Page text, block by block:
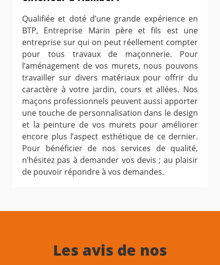
Qualifiée et doté d’une grande expérience en
BTP, Entreprise Marin père et fils est une
entreprise sur qui on peut réellement compter
pour tous travaux de maçonnerie. Pour
l’aménagement de vos murets, nous pouvons
travailler sur divers matériaux pour offrir du
caractère à votre jardin, cours et allées. Nos
maçons professionnels peuvent aussi apporter
une touche de personnalisation dans le design
et la peinture de vos murets pour améliorer
encore plus l’aspect esthétique de ce dernier.
Pour bénéficier de nos services de qualité,
n’hésitez pas à demander vos devis ; au plaisir
de pouvoir répondre à vos demandes.
Les avis de nos